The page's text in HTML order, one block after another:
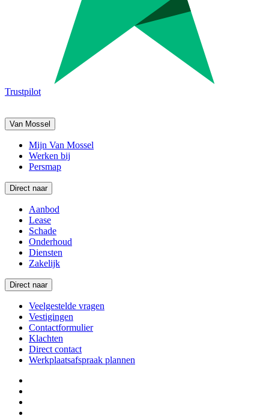
Trustpilot
Van Mossel
Mijn Van Mossel
Werken bij
Persmap
Direct naar
Aanbod
Lease
Schade
Onderhoud
Diensten
Zakelijk
Direct naar
Veelgestelde vragen
Vestigingen
Contactformulier
Klachten
Direct contact
Werkplaatsafspraak plannen